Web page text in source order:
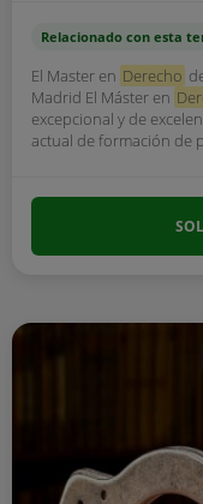
Relacionado con esta
El Master en Derecho
Madrid El Máster en
excepcional y de
actual de formación de